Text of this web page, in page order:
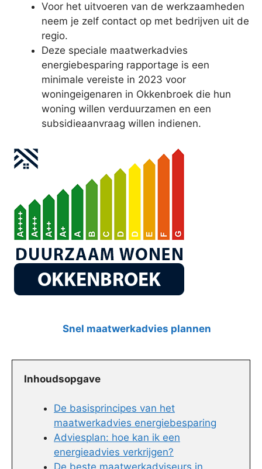
Voor het uitvoeren van de werkzaamheden
neem je zelf contact op met bedrijven uit de
regio.
Deze speciale maatwerkadvies
energiebesparing rapportage is een
minimale vereiste in 2023 voor
woningeigenaren in Okkenbroek die hun
woning willen verduurzamen en een
subsidieaanvraag willen indienen.
Snel maatwerkadvies plannen
Inhoudsopgave
De basisprincipes van het
maatwerkadvies energiebesparing
Adviesplan: hoe kan ik een
energieadvies verkrijgen?